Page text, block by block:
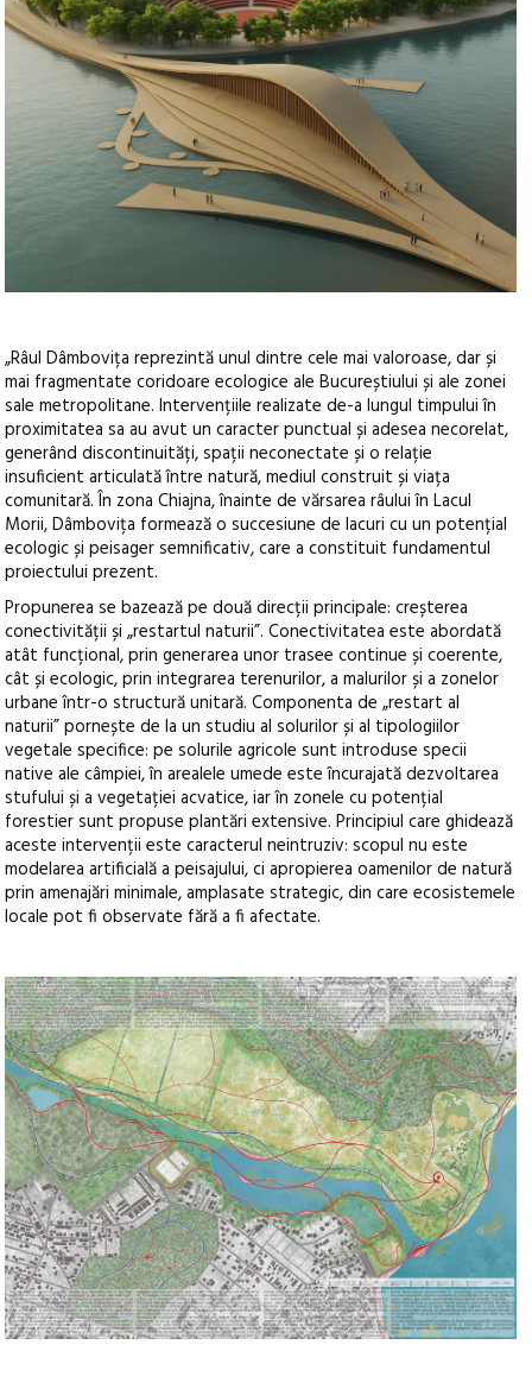
„Râul Dâmbovița reprezintă unul dintre cele mai valoroase, dar și
mai fragmentate coridoare ecologice ale Bucureștiului și ale zonei
sale metropolitane. Intervențiile realizate de-a lungul timpului în
proximitatea sa au avut un caracter punctual și adesea necorelat,
generând discontinuități, spații neconectate și o relație
insuficient articulată între natură, mediul construit și viața
comunitară. În zona Chiajna, înainte de vărsarea râului în Lacul
Morii, Dâmbovița formează o succesiune de lacuri cu un potențial
ecologic și peisager semnificativ, care a constituit fundamentul
proiectului prezent.
Propunerea se bazează pe două direcții principale: creșterea
conectivității și „restartul naturii”. Conectivitatea este abordată
atât funcțional, prin generarea unor trasee continue și coerente,
cât și ecologic, prin integrarea terenurilor, a malurilor și a zonelor
urbane într-o structură unitară. Componenta de „restart al
naturii” pornește de la un studiu al solurilor și al tipologiilor
vegetale specifice: pe solurile agricole sunt introduse specii
native ale câmpiei, în arealele umede este încurajată dezvoltarea
stufului și a vegetației acvatice, iar în zonele cu potențial
forestier sunt propuse plantări extensive. Principiul care ghidează
aceste intervenții este caracterul neintruziv: scopul nu este
modelarea artificială a peisajului, ci apropierea oamenilor de natură
prin amenajări minimale, amplasate strategic, din care ecosistemele
locale pot fi observate fără a fi afectate.